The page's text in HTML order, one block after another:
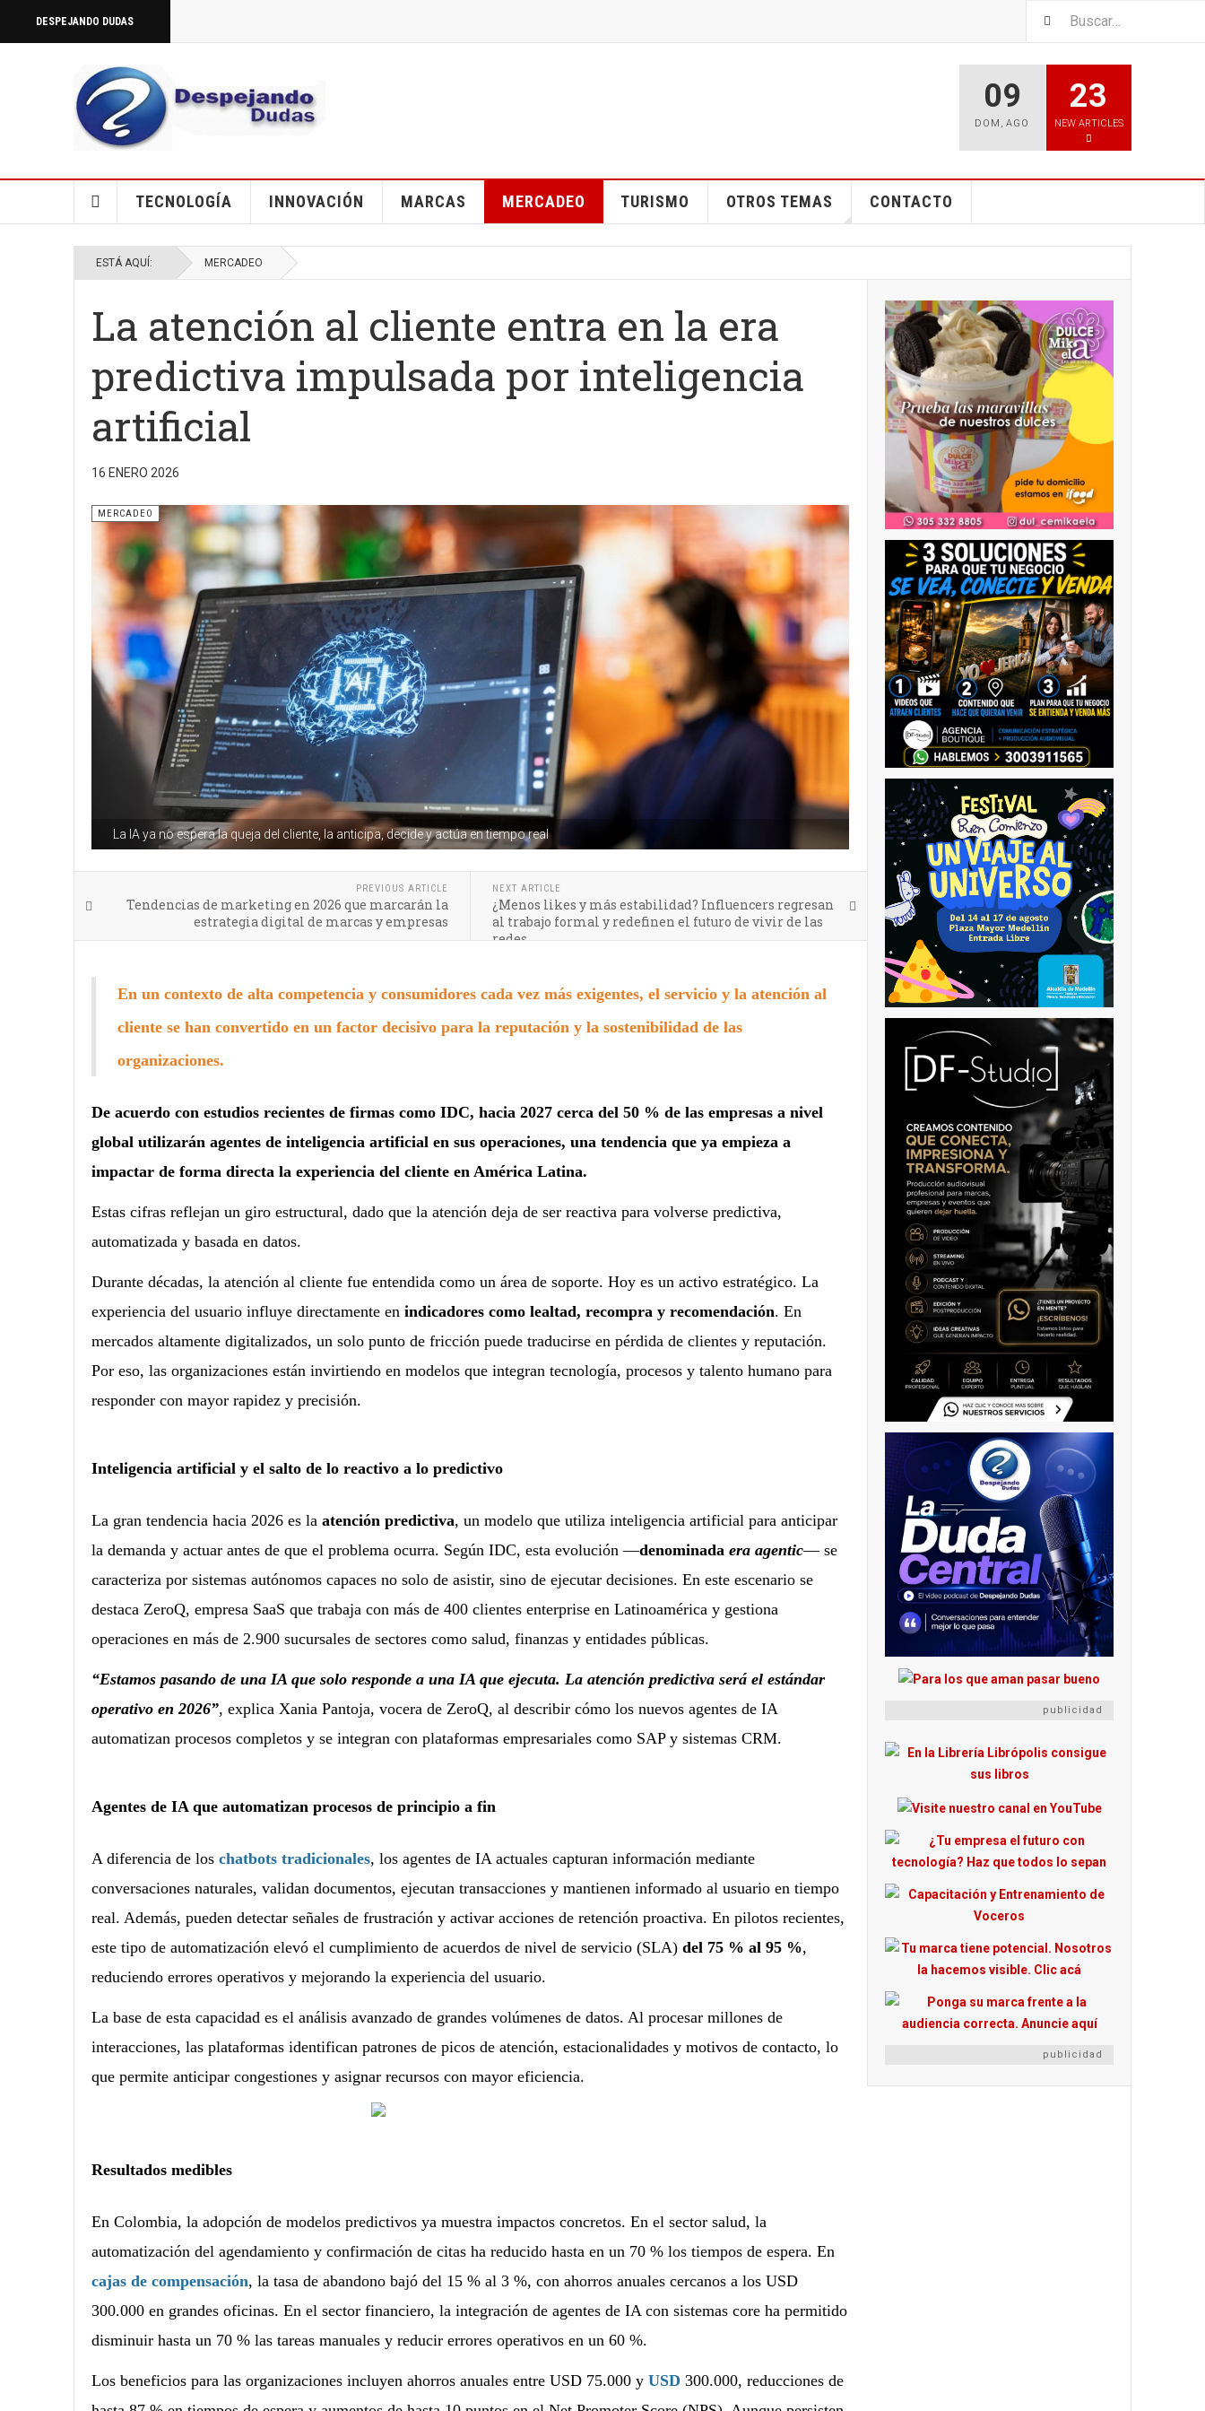
DESPEJANDO DUDAS
09
DOM ,AGO
23
NEW ARTICLES
TECNOLOGÍA INNOVACIÓN MARCAS MERCADEO TURISMO OTROS TEMAS CONTACTO
ESTÁ AQUÍ: MERCADEO
La atención al cliente entra en la era
predictiva impulsada por inteligencia
artificial
16 ENERO 2026
La IA ya no espera la queja del cliente, la anticipa, decide y actúa en tiempo real
MERCADEO
PREVIOUS ARTICLE
Tendencias de marketing en 2026 que marcarán la
estrategia digital de marcas y empresas
NEXT ARTICLE
¿Menos likes y más estabilidad? Influencers regresan
al trabajo formal y redefinen el futuro de vivir de las
redes
En un contexto de alta competencia y consumidores cada vez más exigentes, el servicio y la atención al
cliente se han convertido en un factor decisivo para la reputación y la sostenibilidad de las
organizaciones.
De acuerdo con estudios recientes de firmas como IDC, hacia 2027 cerca del 50 % de las empresas a nivel
global utilizarán agentes de inteligencia artificial en sus operaciones, una tendencia que ya empieza a
impactar de forma directa la experiencia del cliente en América Latina.
Estas cifras reflejan un giro estructural, dado que la atención deja de ser reactiva para volverse predictiva,
automatizada y basada en datos.
Durante décadas, la atención al cliente fue entendida como un área de soporte. Hoy es un activo estratégico. La
experiencia del usuario influye directamente en indicadores como lealtad, recompra y recomendación. En
mercados altamente digitalizados, un solo punto de fricción puede traducirse en pérdida de clientes y reputación.
Por eso, las organizaciones están invirtiendo en modelos que integran tecnología, procesos y talento humano para
responder con mayor rapidez y precisión.
Inteligencia artificial y el salto de lo reactivo a lo predictivo
La gran tendencia hacia 2026 es la atención predictiva, un modelo que utiliza inteligencia artificial para anticipar
la demanda y actuar antes de que el problema ocurra. Según IDC, esta evolución —denominada era agentic— se
caracteriza por sistemas autónomos capaces no solo de asistir, sino de ejecutar decisiones. En este escenario se
destaca ZeroQ, empresa SaaS que trabaja con más de 400 clientes enterprise en Latinoamérica y gestiona
operaciones en más de 2.900 sucursales de sectores como salud, finanzas y entidades públicas.
“Estamos pasando de una IA que solo responde a una IA que ejecuta. La atención predictiva será el estándar
operativo en 2026”, explica Xania Pantoja, vocera de ZeroQ, al describir cómo los nuevos agentes de IA
automatizan procesos completos y se integran con plataformas empresariales como SAP y sistemas CRM.
Agentes de IA que automatizan procesos de principio a fin
A diferencia de los chatbots tradicionales, los agentes de IA actuales capturan información mediante
conversaciones naturales, validan documentos, ejecutan transacciones y mantienen informado al usuario en tiempo
real. Además, pueden detectar señales de frustración y activar acciones de retención proactiva. En pilotos recientes,
este tipo de automatización elevó el cumplimiento de acuerdos de nivel de servicio (SLA) del 75 % al 95 %,
reduciendo errores operativos y mejorando la experiencia del usuario.
La base de esta capacidad es el análisis avanzado de grandes volúmenes de datos. Al procesar millones de
interacciones, las plataformas identifican patrones de picos de atención, estacionalidades y motivos de contacto, lo
que permite anticipar congestiones y asignar recursos con mayor eficiencia.
Resultados medibles
En Colombia, la adopción de modelos predictivos ya muestra impactos concretos. En el sector salud, la
automatización del agendamiento y confirmación de citas ha reducido hasta en un 70 % los tiempos de espera. En
cajas de compensación, la tasa de abandono bajó del 15 % al 3 %, con ahorros anuales cercanos a los USD
300.000 en grandes oficinas. En el sector financiero, la integración de agentes de IA con sistemas core ha permitido
disminuir hasta un 70 % las tareas manuales y reducir errores operativos en un 60 %.
Los beneficios para las organizaciones incluyen ahorros anuales entre USD 75.000 y USD 300.000, reducciones de
publicidad
publicidad